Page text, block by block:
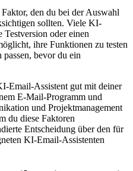
den du bei der Auswahl
sollten. Viele KI-
Testversion oder einen
ihre Funktionen zu testen
bevor du ein
Email-Assistent gut mit deiner
E-Mail-Programm und
und Projektmanagement
du diese Faktoren
Entscheidung über den für
KI-Email-Assistenten